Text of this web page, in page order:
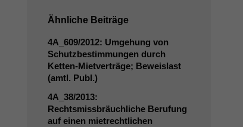
Ähnliche Beiträge
4A_609/2012: Umgehung von
Schutzbestimmungen durch
Ketten-Mietverträge; Beweislast
(amtl. Publ.)
4A_38/2013:
Rechtsmissbräuchliche Berufung
auf einen mietrechtlichen